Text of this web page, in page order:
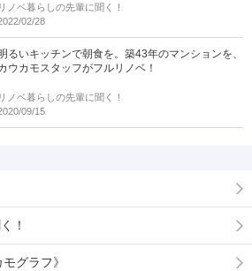
リノベ暮らしの先輩に聞く！
02/28
るいキッチンで朝食を。築43年のマンションを、
ウカモスタッフがフルリノベ！
リノベ暮らしの先輩に聞く！
09/15
！
グラフ》